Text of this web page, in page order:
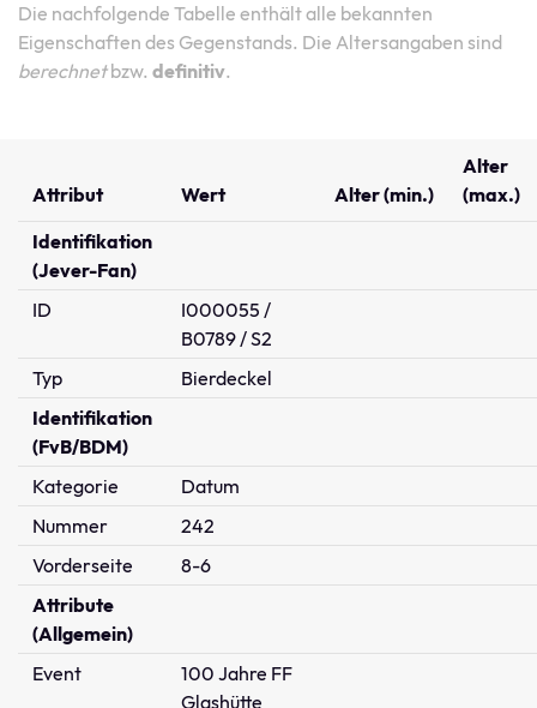
Die nachfolgende Tabelle enthält alle bekannten
Eigenschaften des Gegenstands. Die Altersangaben sind
berechnetbzw. definitiv.
Attribut Wert Alter (min.)
Alter
(max.)
Identifikation
(Jever-Fan)
ID
I000055 /
B0789 / S2
Typ
Bierdeckel
Identifikation
(FvB/BDM)
Kategorie
Datum
Nummer
242
Vorderseite
8-6
Attribute
(Allgemein)
Event
100 Jahre FF
Glashütte